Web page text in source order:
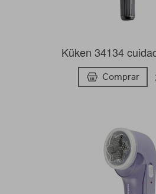
Küken 34134
Comprar